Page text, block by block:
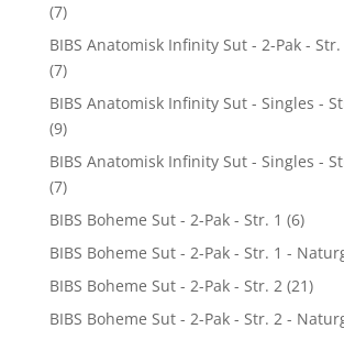
(7)
BIBS Anatomisk Infinity Sut - 2-Pak -
(7)
BIBS Anatomisk Infinity Sut - Singles -
(9)
BIBS Anatomisk Infinity Sut - Singles -
(7)
BIBS Boheme Sut - 2-Pak - Str. 1 (6)
BIBS Boheme Sut - 2-Pak - Str. 1 -
BIBS Boheme Sut - 2-Pak - Str. 2 (21)
BIBS Boheme Sut - 2-Pak - Str. 2 -